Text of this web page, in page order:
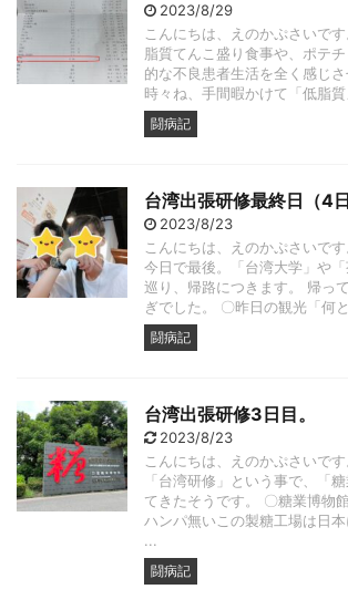
2023/8/29
こんにちは、えのかぷさいで
脂質てんこ盛り食事や、ポテ
的な不良患者生活を全く感じ
時々ね、手間暇かけて「低脂
闘病記
台湾出張研修最終日（4日
2023/8/23
こんにちは、えのかぷさいで
今日で最後。「台湾大学」や
巡り、帰路につきます。 帰っ
ぎでした。 〇昨日の観光「何
闘病記
台湾出張研修3日目。
2023/8/23
こんにちは、えのかぷさいで
「台湾研修」という事で、「
てきたそうです。 〇糖業博物
ハンパ無いこの製糖工場は日
...
闘病記